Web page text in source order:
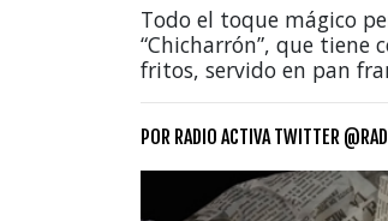
Todo el toque mágico
“Chicharrón”, que tiene
fritos, servido en pan
POR RADIO ACTIVA TWITTER